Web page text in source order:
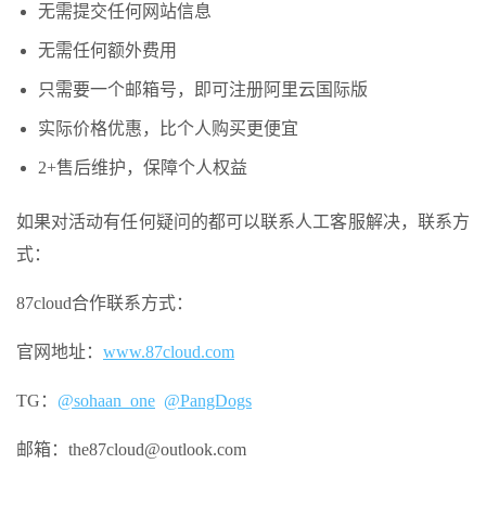
无需提交任何网站信息
无需任何额外费用
只需要一个邮箱号，即可注册阿里云国际版
实际价格优惠，比个人购买更便宜
2+售后维护，保障个人权益
如果对活动有任何疑问的都可以联系人工客服解决，联系方
式：
87cloud合作联系方式：
官网地址： www.87cloud.com
TG： @sohaan_one @PangDogs
邮箱：the87cloud@outlook.com